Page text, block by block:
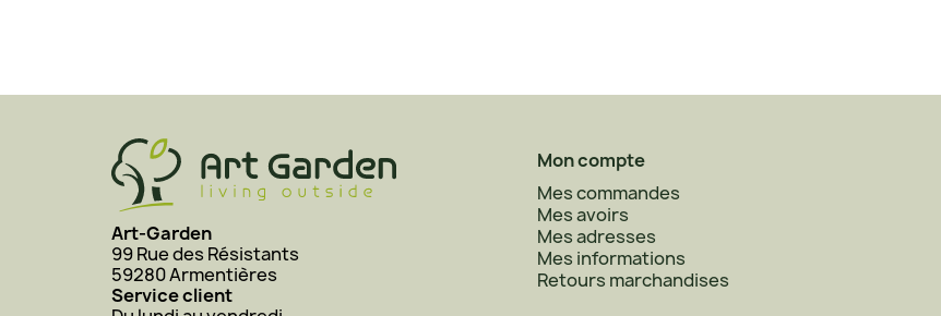
Art-Garden
99 Rue des Résistants
59280 Armentières
Service client
Mon compte
Mes commandes
Mes avoirs
Mes adresses
Mes informations
Retours marchandises